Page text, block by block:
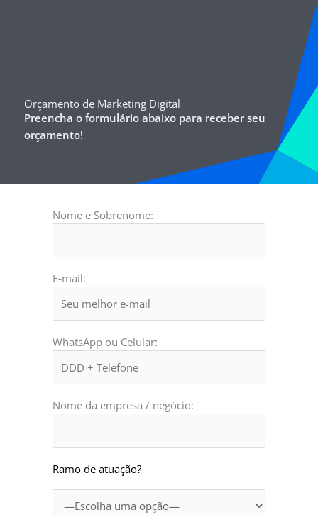
Orçamento de Marketing Digital
Preencha o formulário abaixo para receber seu
orçamento!
Nome e Sobrenome:
E-mail:
WhatsApp ou Celular:
Nome da empresa / negócio:
Ramo de atuação?